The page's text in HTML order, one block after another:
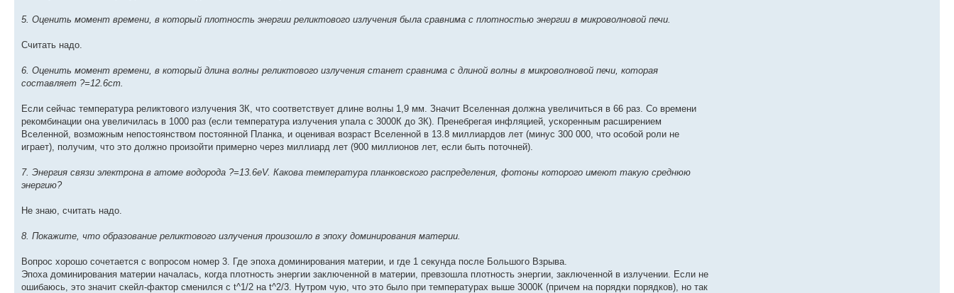
5. Оценить момент времени, в который плотность энергии реликтового излучения была сравнима с плотностью энергии в микроволновой печи.
Считать надо.
6. Оценить момент времени, в который длина волны реликтового излучения станет сравнима с длиной волны в микроволновой печи, которая
составляет ?=12.6cm.
Если сейчас температура реликтового излучения 3К, что соответствует длине волны 1,9 мм. Значит Вселенная должна увеличиться в 66 раз. Со времени
рекомбинации она увеличилась в 1000 раз (если температура излучения упала с 3000К до 3К). Пренебрегая инфляцией, ускоренным расширением
Вселенной, возможным непостоянством постоянной Планка, и оценивая возраст Вселенной в 13.8 миллиардов лет (минус 300 000, что особой роли не
играет), получим, что это должно произойти примерно через миллиард лет (900 миллионов лет, если быть поточней).
7. Энергия связи электрона в атоме водорода ?=13.6eV. Какова температура планковского распределения, фотоны которого имеют такую среднюю
энергию?
Не знаю, считать надо.
8. Покажите, что образование реликтового излучения произошло в эпоху доминирования материи.
Вопрос хорошо сочетается с вопросом номер 3. Где эпоха доминирования материи, и где 1 секунда после Большого Взрыва.
Эпоха доминирования материи началась, когда плотность энергии заключенной в материи, превзошла плотность энергии, заключенной в излучении. Если не
ошибаюсь, это значит скейл-фактор сменился с t^1/2 на t^2/3. Нутром чую, что это было при температурах выше 3000К (причем на порядки порядков), но так